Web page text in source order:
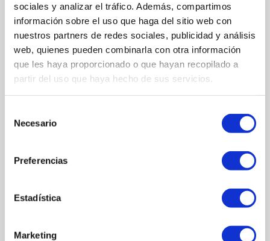
sociales y analizar el tráfico. Además, compartimos
información sobre el uso que haga del sitio web con
nuestros partners de redes sociales, publicidad y análisis
web, quienes pueden combinarla con otra información
que les haya proporcionado o que hayan recopilado a
partir del uso que haya hecho de sus servicios.
Necesario
Preferencias
Estadística
Marketing
PROYECTO EASYLAMB: DESARROLLO DE NUEVOS
PRODUCTOS A BASE DE CARNE DE CORDERO
PARTIENDO DE PIERNA DESHUESADA